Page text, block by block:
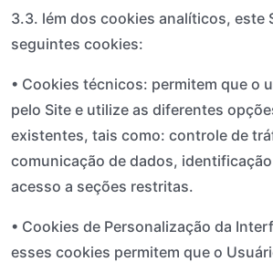
3.3. lém dos cookies analíticos, este
seguintes cookies:
• Cookies técnicos: permitem que o
pelo Site e utilize as diferentes
existentes, tais como: controle de
comunicação de dados,
acesso a seções restritas.
• Cookies de Personalização da
esses cookies permitem que o